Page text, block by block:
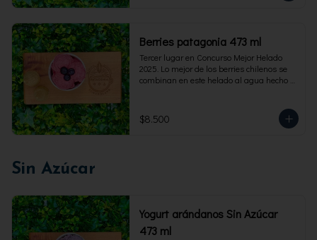
Berries patagonia 473 ml
Tercer lugar en Concurso Mejor Helado
2025. Lo mejor de los berries chilenos se
combinan en este helado al agua hecho
473 ml. Rinde 4 porciones.
$8.500
Sin Azúcar
Yogurt arándanos Sin Azúcar
473 ml